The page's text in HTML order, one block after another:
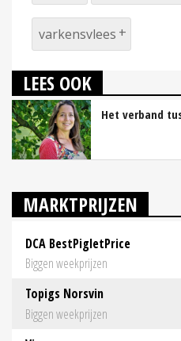
varkensvlees
LEES OOK
Het verband
MARKTPRIJZEN
DCA BestPigletPrice
Biggen weekprijzen
Topigs Norsvin
Biggen weekprijzen